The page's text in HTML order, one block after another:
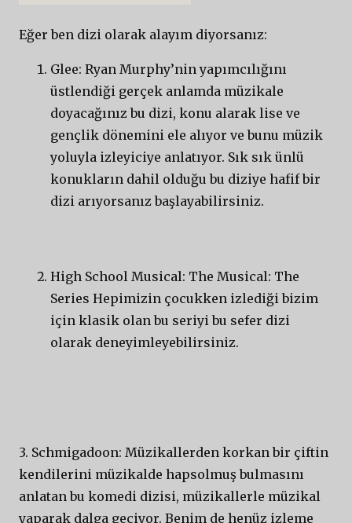
Eğer ben dizi olarak alayım diyorsanız:
Glee: Ryan Murphy’nin yapımcılığını
üstlendiği gerçek anlamda müzikale
doyacağınız bu dizi, konu alarak lise ve
gençlik dönemini ele alıyor ve bunu müzik
yoluyla izleyiciye anlatıyor. Sık sık ünlü
konukların dahil olduğu bu diziye hafif bir
dizi arıyorsanız başlayabilirsiniz.
High School Musical: The Musical: The
Series Hepimizin çocukken izlediği bizim
için klasik olan bu seriyi bu sefer dizi
olarak deneyimleyebilirsiniz.
3. Schmigadoon: Müzikallerden korkan bir çiftin
kendilerini müzikalde hapsolmuş bulmasını
anlatan bu komedi dizisi, müzikallerle müzikal
yaparak dalga geçiyor. Benim de henüz izleme